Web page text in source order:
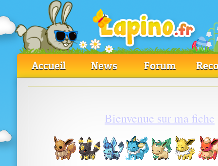
Accueil News Forum
Bienvenue sur ma fiche